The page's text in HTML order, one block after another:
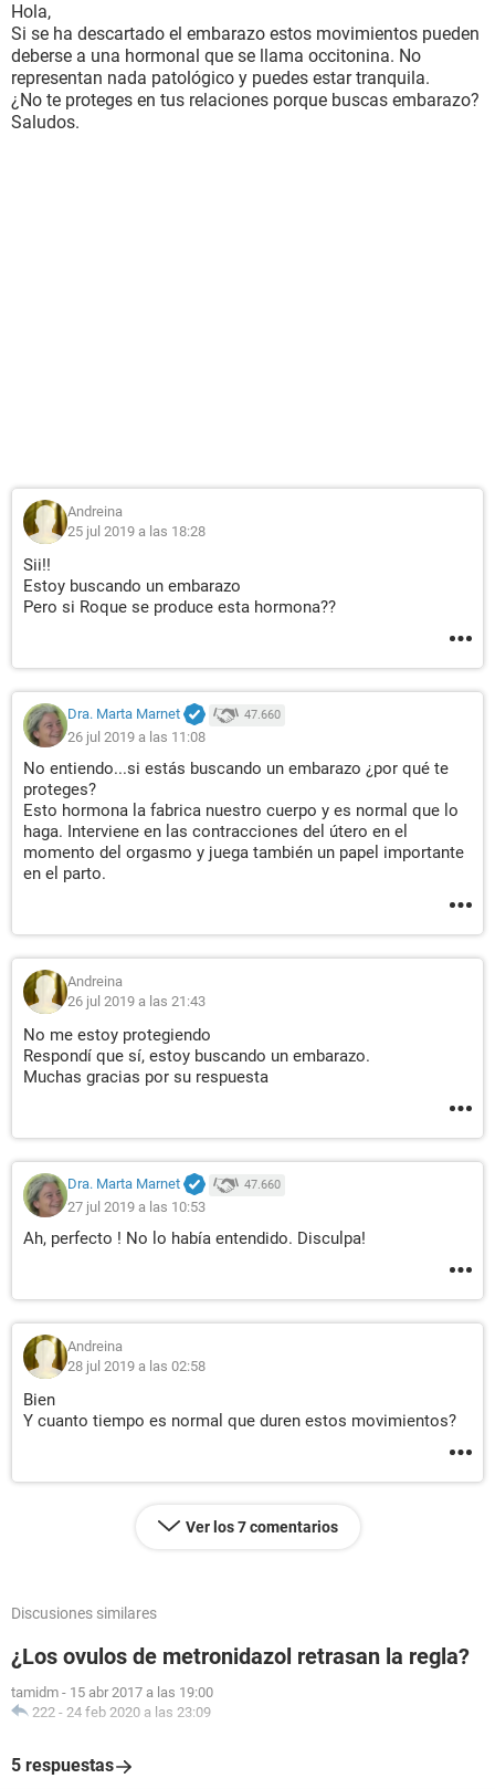
Hola,
Si se ha descartado el embarazo estos movimientos pueden
deberse a una hormonal que se llama occitonina. No
representan nada patológico y puedes estar tranquila.
¿No te proteges en tus relaciones porque buscas embarazo?
Saludos.
Andreina
25 jul 2019 a las 18:28
Sii!!
Estoy buscando un embarazo
Pero si Roque se produce esta hormona??
Dra. Marta Marnet 47.660
26 jul 2019 a las 11:08
No entiendo...si estás buscando un embarazo ¿por qué te
proteges?
Esto hormona la fabrica nuestro cuerpo y es normal que lo
haga. Interviene en las contracciones del útero en el
momento del orgasmo y juega también un papel importante
en el parto.
Andreina
26 jul 2019 a las 21:43
No me estoy protegiendo
Respondí que sí, estoy buscando un embarazo.
Muchas gracias por su respuesta
Dra. Marta Marnet 47.660
27 jul 2019 a las 10:53
Ah, perfecto ! No lo había entendido. Disculpa!
Andreina
28 jul 2019 a las 02:58
Bien
Y cuanto tiempo es normal que duren estos movimientos?
Ver los 7 comentarios
Discusiones similares
¿Los ovulos de metronidazol retrasan la regla?
tamidm - 15 abr 2017 a las 19:00
222 - 24 feb 2020 a las 23:09
5 respuestas